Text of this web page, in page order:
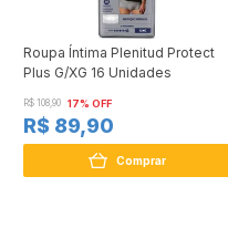
Roupa Íntima Plenitud Protect
Plus G/XG 16 Unidades
R$ 108,90 17% OFF
R$ 89,90
Comprar